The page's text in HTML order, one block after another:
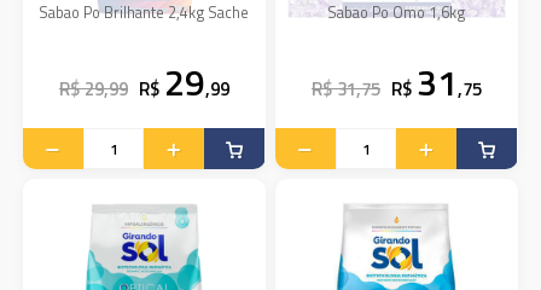
Sabao Po Brilhante 2,4kg Sache
R$ 29,99 R$ 29,99
Sabao Po Omo 1,6kg
R$ 31,75 R$ 31,75